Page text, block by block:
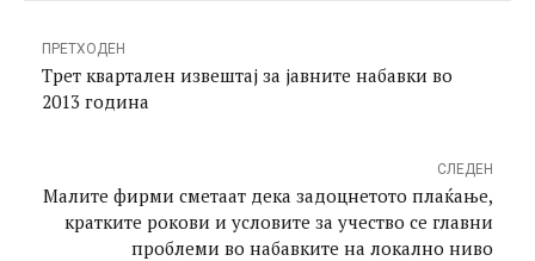
ПРЕТХОДЕН
Трет квартален извештај за јавните набавки во
2013 година
СЛЕДЕН
Малите фирми сметаат дека задоцнетото плаќање,
кратките рокови и условите за учество се главни
проблеми во набавките на локално ниво